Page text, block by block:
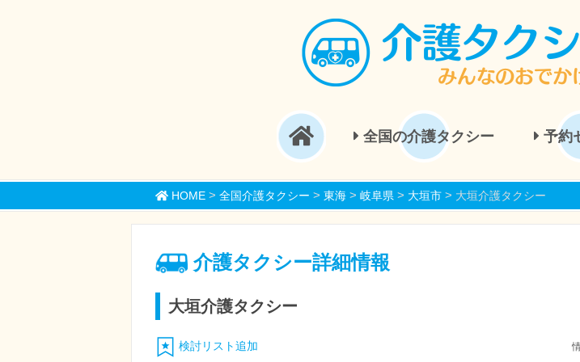
全国の介護タクシー 予約
HOME> 全国介護タクシー > 東海> 岐阜県 > 大垣市> 大垣介護タクシー
介護タクシー詳細情報
大垣介護タクシー
検討リスト追加